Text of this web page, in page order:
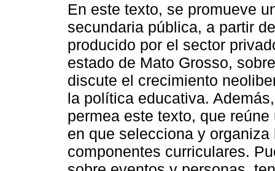
En este texto, se promueve
secundaria pública, a partir
producido por el sector
estado de Mato Grosso,
discute el crecimiento
la política educativa.
permea este texto, que
en que selecciona y
componentes curriculares.